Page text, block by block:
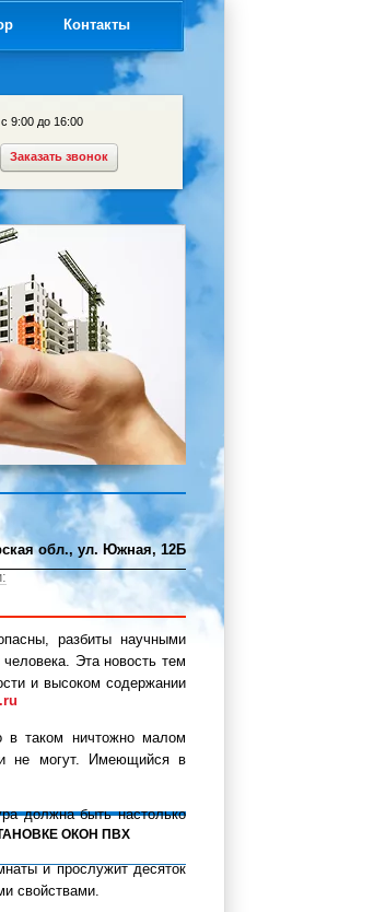
с 9:00 до 16:00
Заказать звонок
Контакты
разбиты научными
Эта новость тем
и высоком содержании
в таком ничтожно малом
не могут. Имеющийся в
должна быть настолько
и прослужит десяток
свойствами.
обл., ул. Южная, 12Б
ОКОН ПВХ